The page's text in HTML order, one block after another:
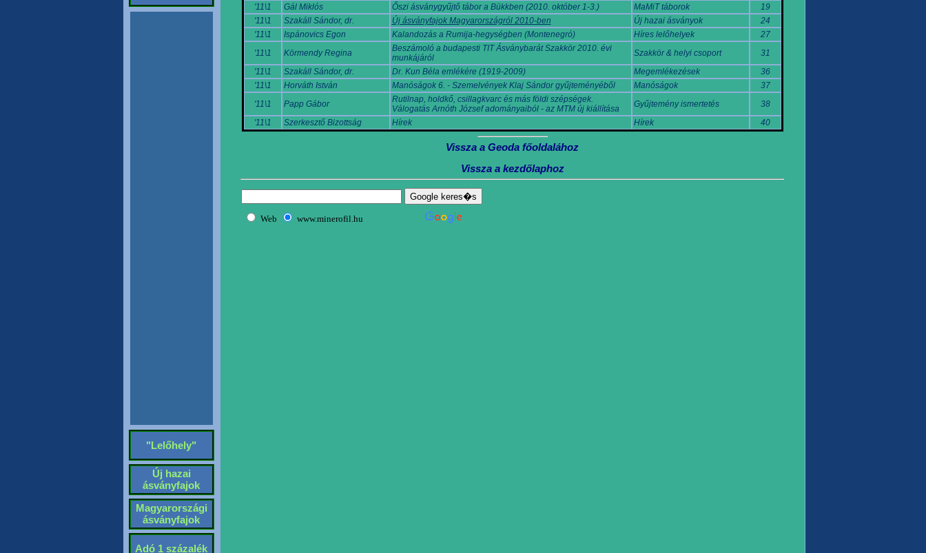
"Lelőhely"
Új hazai
ásványfajok
Magyarországi
ásványfajok
Adó 1 százalék
'11\1
Gál Miklós Őszi ásványgyűjtő tábor a Bükkben (2010. október 1-3.) MaMiT táborok
19
'11\1
Szakáll Sándor, dr. Új ásványfajok Magyarországról 2010-ben Új hazai ásványok
24
'11\1
Ispánovics Egon Kalandozás a Rumija-hegységben (Montenegró) Híres lelőhelyek
27
'11\1
Körmendy Regina
Beszámoló a budapesti TIT Ásványbarát Szakkör 2010. évi
munkájáról
Szakkör & helyi csoport
31
'11\1
Szakáll Sándor, dr. Dr. Kun Béla emlékére (1919-2009) Megemlékezések
36
'11\1
Horváth István Manóságok 6. - Szemelvények Klaj Sándor gyűjteményéből Manóságok
37
'11\1
Papp Gábor
Rutilnap, holdkő, csillagkvarc és más földi szépségek.
Válogatás Arnóth József adományaiból - az MTM új kiállítása
Gyűjtemény ismertetés
38
'11\1
Szerkesztő Bizottság Hírek Hírek 40
Vissza a Geoda főoldalához
Vissza a kezdőlaphoz